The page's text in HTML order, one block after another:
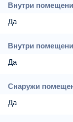
Внутри
Да
Внутри
Да
Снаружи
Да